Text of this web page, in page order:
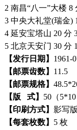
2 南昌“八一”大楼 8
3 中央大礼堂(瑞金)
4 延安宝塔山 20 分
5 北京天安门 30 分
【发行日期】 1961-
【邮票齿数】 11.5
【邮票规格】
【版 式】 50（
【印刷方式】 影写版
【每套枚数】 5 枚